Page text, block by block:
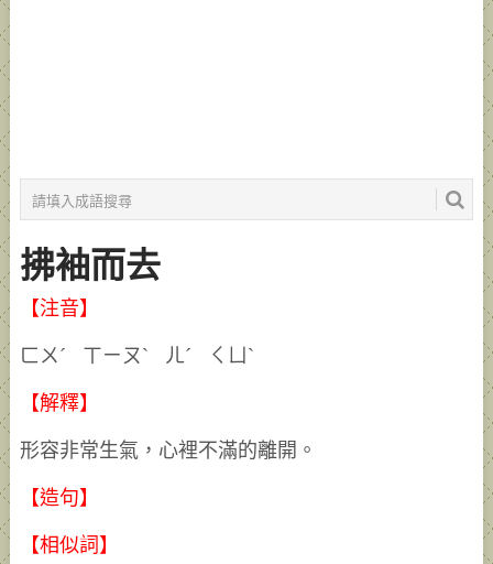
拂袖而去
【注音】
ㄈㄨˊ ㄒㄧㄡˋ ㄦˊ ㄑㄩˋ
【解釋】
形容非常生氣，心裡不滿的離開。
【造句】
【相似詞】